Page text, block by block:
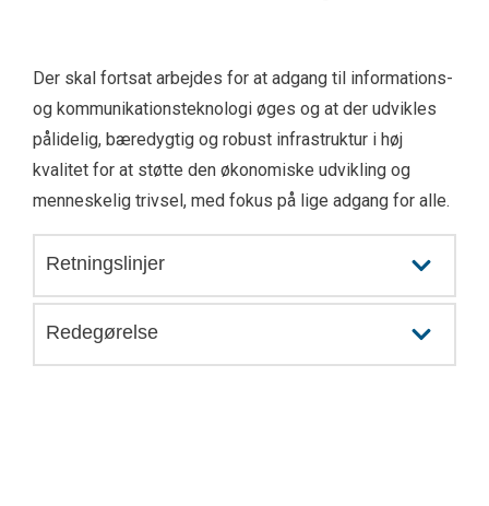
Der skal fortsat arbejdes for at adgang til informations-
og kommunikationsteknologi øges og at der udvikles
pålidelig, bæredygtig og robust infrastruktur i høj
kvalitet for at støtte den økonomiske udvikling og
menneskelig trivsel, med fokus på lige adgang for alle.
Retningslinjer
Redegørelse